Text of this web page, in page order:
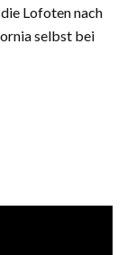
Lofoten nach
selbst bei